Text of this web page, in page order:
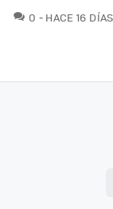
0 COMENTARIOS
HACE 16 DÍAS